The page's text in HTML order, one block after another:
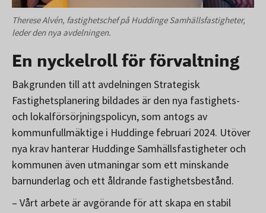
Therese Alvén, fastighetschef på Huddinge Samhällsfastigheter,
leder den nya avdelningen.
En nyckelroll för förvaltning
Bakgrunden till att avdelningen Strategisk
Fastighetsplanering bildades är den nya fastighets-
och lokalförsörjningspolicyn, som antogs av
kommunfullmäktige i Huddinge februari 2024. Utöver
nya krav hanterar Huddinge Samhällsfastigheter och
kommunen även utmaningar som ett minskande
barnunderlag och ett åldrande fastighetsbestånd.
– Vårt arbete är avgörande för att skapa en stabil